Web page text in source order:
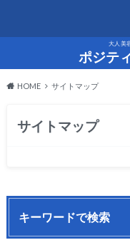
大人美
ポジテ
HOME サイトマップ
サイトマップ
キーワードで検索